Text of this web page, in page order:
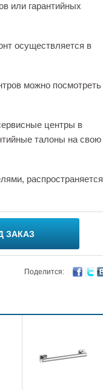
или гарантийных
осуществляется в
можно посмотреть
центры в
талоны на свою
распространяется
ЗАКАЗ
Поделится: